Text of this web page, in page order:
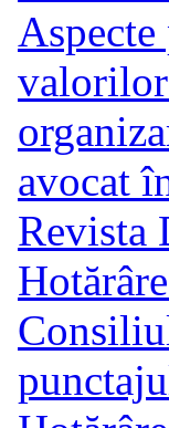
avocat
Revista